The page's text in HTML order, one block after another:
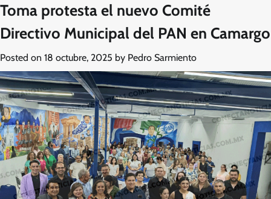
Toma protesta el nuevo Comité
Directivo Municipal del PAN en Camargo
Posted on 18 octubre, 2025 by Pedro Sarmiento